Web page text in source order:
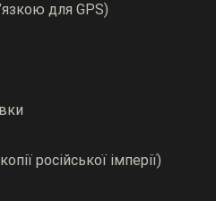
для GPS)
російської імперії)